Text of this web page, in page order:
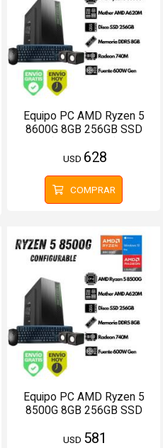
y Pagos)
Equipo PC AMD Ryzen 5
8600G 8GB 256GB SSD
USD 628
COMPRAR
Equipo PC AMD Ryzen 5
8500G 8GB 256GB SSD
USD 581